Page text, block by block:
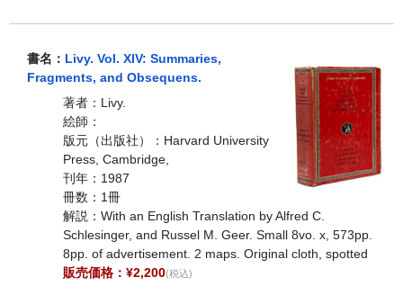
書名： Livy. Vol. XIV: Summaries,
Fragments, and Obsequens.
著者：Livy.
絵師：
版元（出版社）：Harvard University
Press, Cambridge,
刊年：1987
冊数：1冊
解説：With an English Translation by Alfred C.
Schlesinger, and Russel M. Geer. Small 8vo. x, 573pp.
8pp. of advertisement. 2 maps. Original cloth, spotted
販売価格：¥2,200(税込)